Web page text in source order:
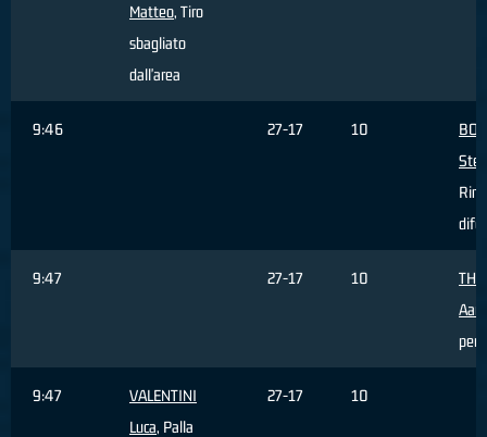
Matteo, Tiro
sbagliato
dall'area
9:46 27-17 10
9:47 27-17 10
9:47
VALENTINI
Luca, Palla
27-17 10